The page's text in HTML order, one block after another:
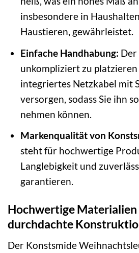
insbesondere in
Haustieren, gewährleistet.
Einfache Handhabung:
unkompliziert zu
integriertes Netzkabel mit
versorgen, sodass Sie ihn
nehmen können.
Markenqualität von
steht für hochwertige
Langlebigkeit und
garantieren.
Hochwertige Materialien
durchdachte
Der Konstsmide